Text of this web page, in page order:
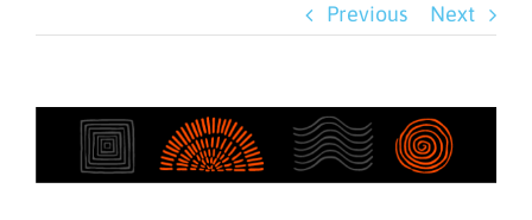
Previous Next
Larger
Image